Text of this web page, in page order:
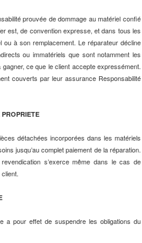
prouvée de dommage au matériel confié
est, de convention expresse, et dans tous les
à son remplacement. Le réparateur décline
ou immatériels que sont notamment les
ce que le client accepte expressément.
couverts par leur assurance Responsabilité
détachées incorporées dans les matériels
jusqu’au complet paiement de la réparation.
s’exerce même dans le cas de
a pour effet de suspendre les obligations du